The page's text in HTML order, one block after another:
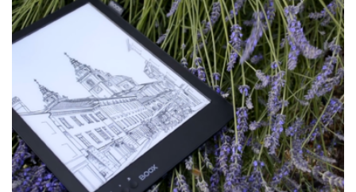
największe
czytniki
ebooków